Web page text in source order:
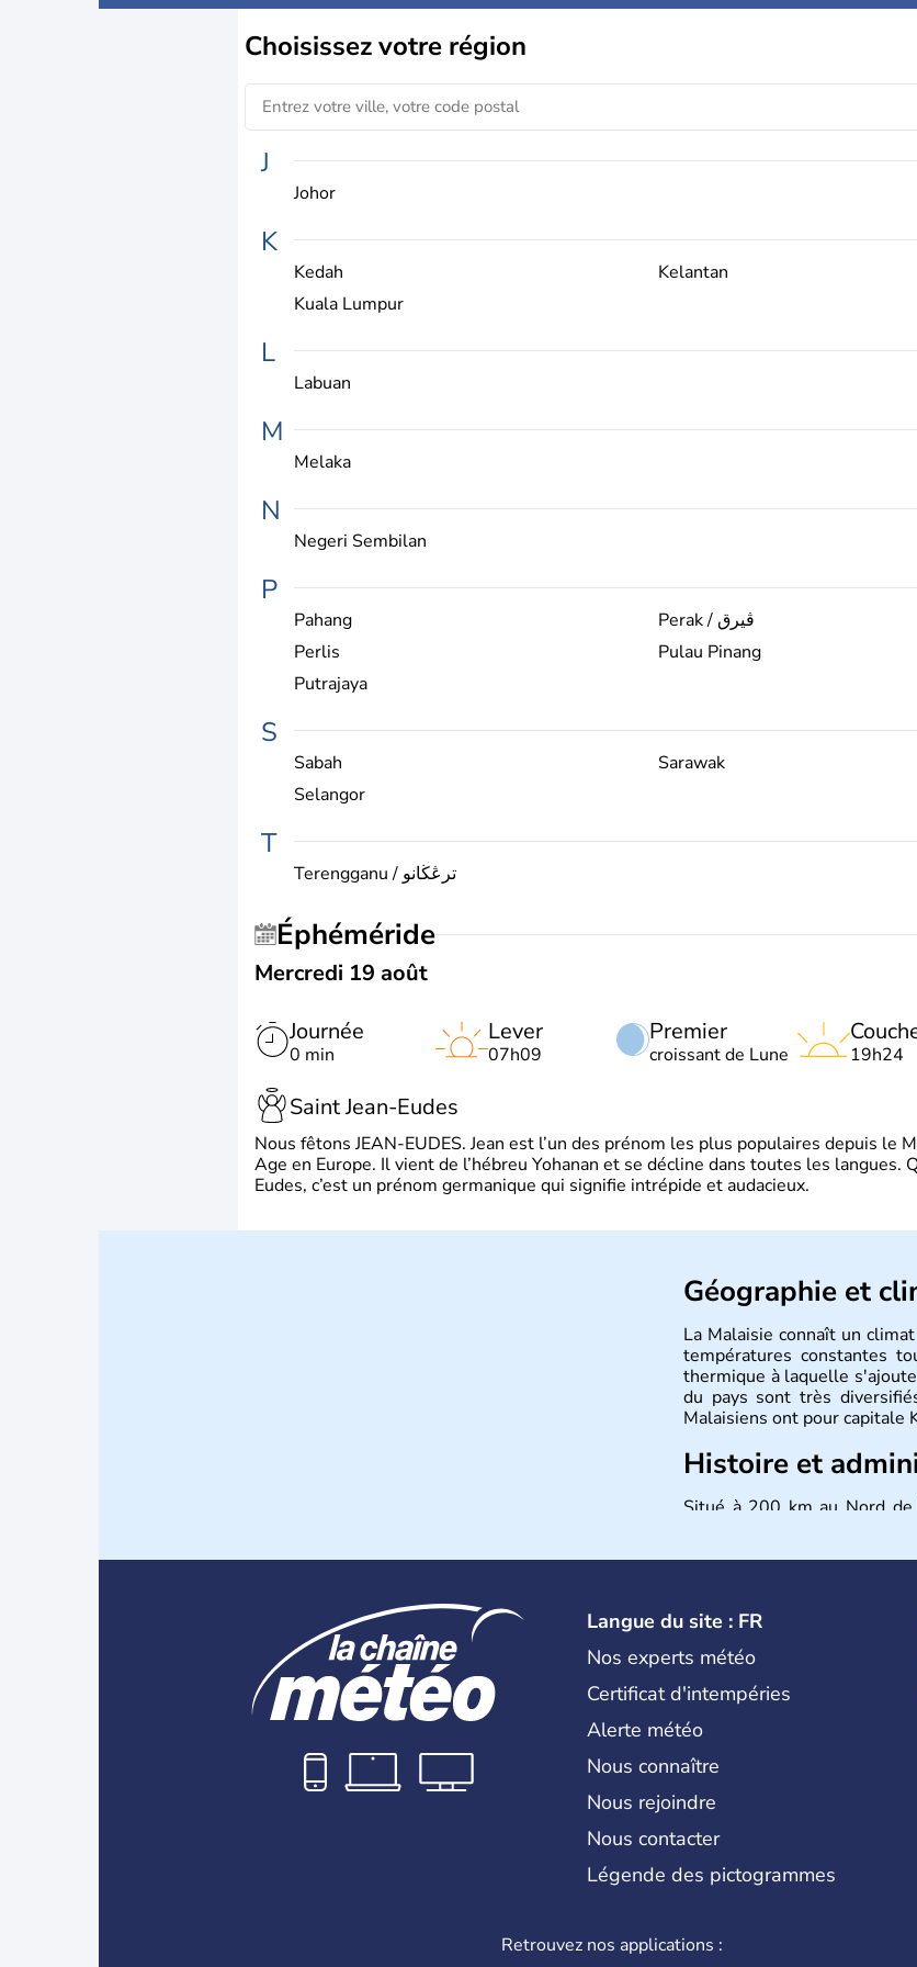
Choisissezvotre région
J
Johor
K
Kedah
Kelantan
Kuala Lumpur
L
Labuan
M
Melaka
N
Negeri Sembilan
P
Pahang
Perak / ڨيرق
Perlis
Pulau Pinang
Putrajaya
S
Sabah
Sarawak
Selangor
T
Terengganu / ترڠڬانو
Éphéméride
Mercredi 19 août
Journée
0 min
Premier
croissant de Lune
Lever
07h09 19h24
Saint Jean-Eudes
Nous fêtons JEAN-EUDES. Jean est l’un des prénom les plus populaires depuis le
Age en Europe. Il vient de l’hébreu Yohanan et se décline dans toutes les langues.
Eudes, c’est un prénom germanique qui signifie intrépide et audacieux.
Géographie et
La Malaisie connaît un
températures constantes
thermique à laquelle
du pays sont très
Malaisiens ont pour capitale
Histoire et
Situé à 200 km au Nord
l'Islam.
Langue du site : FR
Nos experts météo
Certificat d'intempéries
Alerte météo
Nous connaître
Nous rejoindre
Nous contacter
Légende des pictogrammes
Retrouvez nos applications :